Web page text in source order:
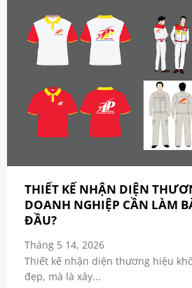
THIẾT KẾ NHẬN DIỆN
DOANH NGHIỆP CẦN LÀM
ĐẦU?
Thiết kế nhận diện thương hiệu
đẹp, mà là xây...
Tháng 5 14, 2026